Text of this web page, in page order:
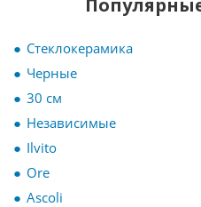
Стеклокерамика
Черные
30 см
Независимые
Ilvito
Ore
Ascoli